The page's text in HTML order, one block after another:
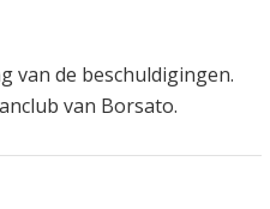
van de beschuldigingen.
van Borsato.